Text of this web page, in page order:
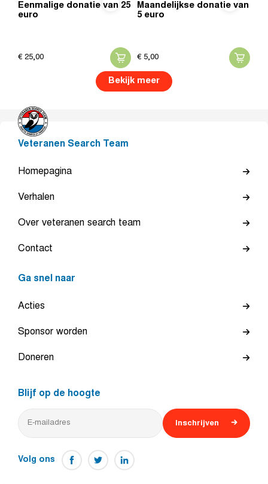
Eenmalige donatie van 25
euro
€ 25,00
Maandelijkse donatie van
5 euro
€ 5,00
Bekijk meer
Veteranen Search Team
Homepagina
Verhalen
Over veteranen search team
Contact
Ga snel naar
Acties
Sponsor worden
Doneren
Blijf op de hoogte
Inschrijven
Volg ons